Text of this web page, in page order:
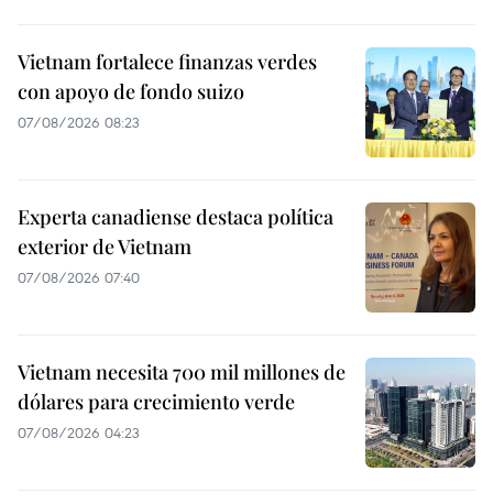
Vietnam fortalece finanzas verdes
con apoyo de fondo suizo
07/08/2026 08:23
Experta canadiense destaca política
exterior de Vietnam
07/08/2026 07:40
Vietnam necesita 700 mil millones de
dólares para crecimiento verde
07/08/2026 04:23